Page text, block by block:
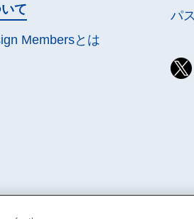
て
Membersとは
パ